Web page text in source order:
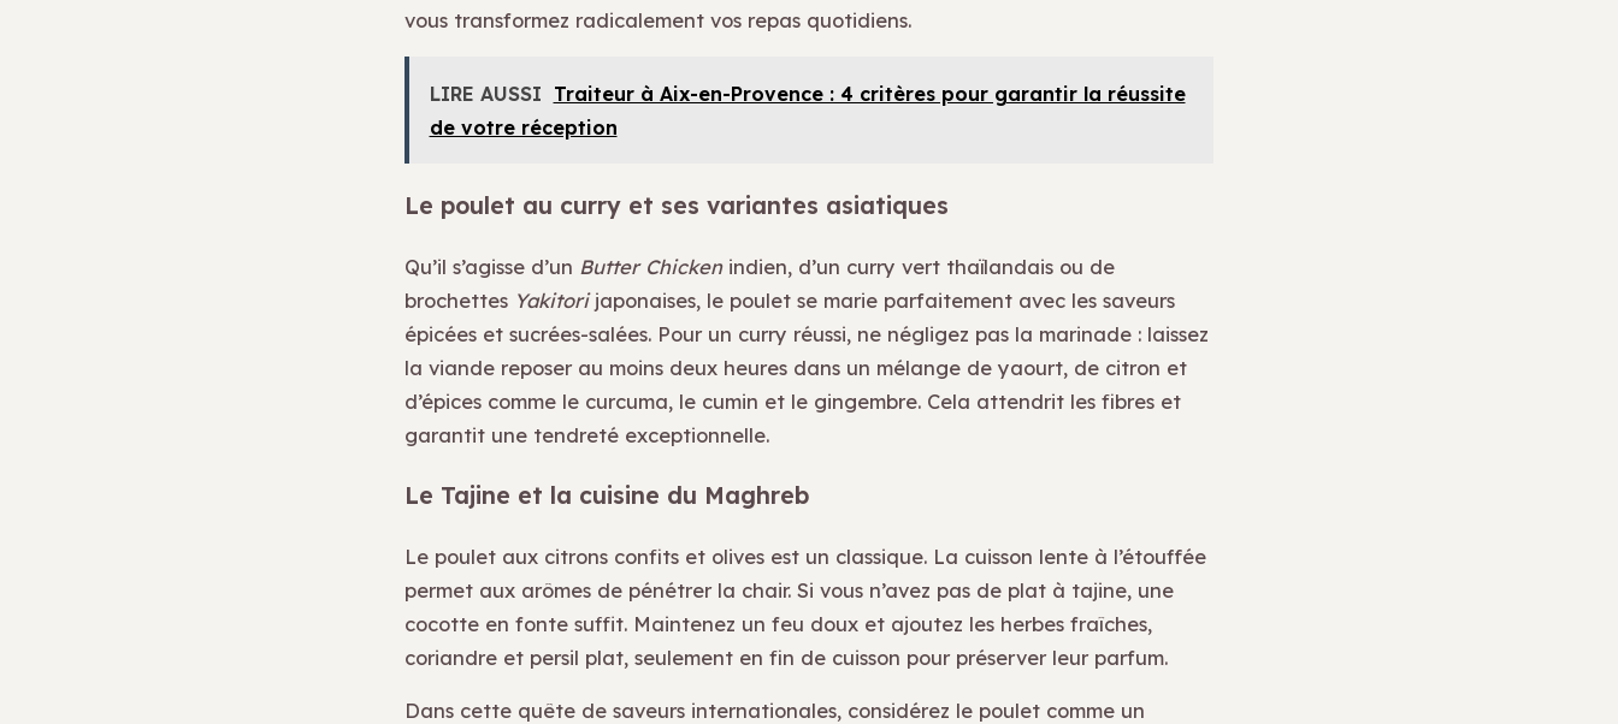
vous transformez radicalement vos repas quotidiens.
LIRE AUSSI Traiteur à Aix-en-Provence : 4 critères pour garantir la réussite
de votre réception
Le poulet au curry et ses variantes asiatiques
Qu’il s’agisse d’un Butter Chickenindien, d’un curry vert thaïlandais ou de
brochettes Yakitorijaponaises, le poulet se marie parfaitement avec les saveurs
épicées et sucrées-salées. Pour un curry réussi, ne négligez pas la marinade : laissez
la viande reposer au moins deux heures dans un mélange de yaourt, de citron et
d’épices comme le curcuma, le cumin et le gingembre. Cela attendrit les fibres et
garantit une tendreté exceptionnelle.
Le Tajine et la cuisine du Maghreb
Le poulet aux citrons confits et olives est un classique. La cuisson lente à l’étouffée
permet aux arômes de pénétrer la chair. Si vous n’avez pas de plat à tajine, une
cocotte en fonte suffit. Maintenez un feu doux et ajoutez les herbes fraîches,
coriandre et persil plat, seulement en fin de cuisson pour préserver leur parfum.
Dans cette quête de saveurs internationales, considérez le poulet comme un